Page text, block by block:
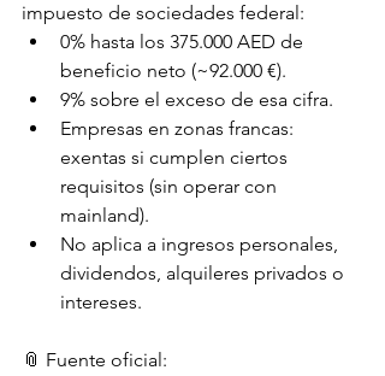
impuesto de sociedades federal:
0% hasta los 375.000 AED de
beneficio neto (~92.000 €).
9% sobre el exceso de esa cifra.
Empresas en zonas francas:
exentas si cumplen ciertos
requisitos (sin operar con
mainland).
No aplica a ingresos personales,
dividendos, alquileres privados o
intereses.
📎 Fuente oficial: